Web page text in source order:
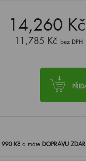
14,260 Kč
11,785 Kč bez DPH
990Kč a máte DOPRAVU